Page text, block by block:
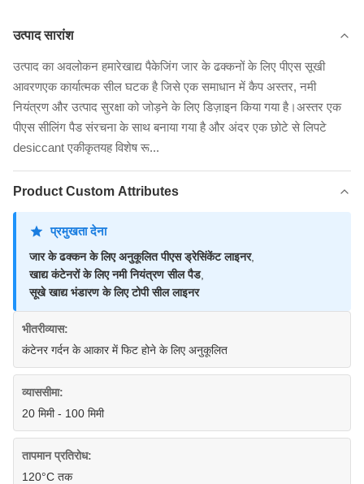
उत्पाद सारांश
उत्पाद का अवलोकन हमारेखाद्य पैकेजिंग जार के ढक्कनों के लिए पीएस सूखी
आवरणएक कार्यात्मक सील घटक है जिसे एक समाधान में कैप अस्तर, नमी
नियंत्रण और उत्पाद सुरक्षा को जोड़ने के लिए डिज़ाइन किया गया है।अस्तर एक
पीएस सीलिंग पैड संरचना के साथ बनाया गया है और अंदर एक छोटे से लिपटे
desiccant एकीकृतयह विशेष रू...
Product Custom Attributes
प्रमुखता देना
जार के ढक्कन के लिए अनुकूलित पीएस ड्रेसिंकेंट लाइनर,
खाद्य कंटेनरों के लिए नमी नियंत्रण सील पैड,
सूखे खाद्य भंडारण के लिए टोपी सील लाइनर
भीतरीव्यास:
कंटेनर गर्दन के आकार में फिट होने के लिए अनुकूलित
व्याससीमा:
20 मिमी - 100 मिमी
तापमान प्रतिरोध:
120°C तक